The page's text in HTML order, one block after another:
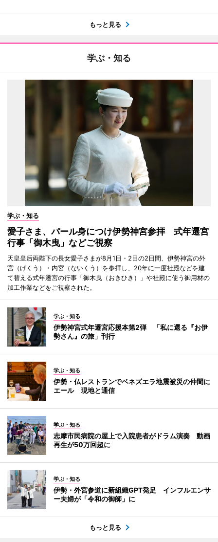
もっと見る
学ぶ・知る
学ぶ・知る
愛子さま、パール身につけ伊勢神宮参拝 式年遷宮
行事「御木曳」などご視察
天皇皇后両陛下の長女愛子さまが8月1日・2日の2日間、伊勢神宮の外
宮（げくう）・内宮（ないくう）を参拝し、20年に一度社殿などを建
て替える式年遷宮の行事「御木曳（おきひき）」や社殿に使う御用材の
加工作業などをご視察された。
学ぶ・知る
伊勢神宮式年遷宮応援本第2弾 「私に還る『お伊
勢さん』の旅」刊行
学ぶ・知る
伊勢・仏レストランでベネズエラ地震被災の仲間に
エール 現地と通信
学ぶ・知る
志摩市民病院の屋上で入院患者がドラム演奏 動画
再生が50万回超に
学ぶ・知る
伊勢・外宮参道に新組織GPT発足 インフルエンサ
ー夫婦が「令和の御師」に
もっと見る